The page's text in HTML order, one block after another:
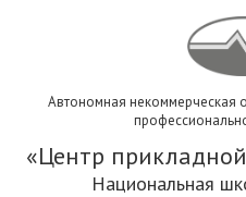
Автономная некоммерческая
Центр
Национальная